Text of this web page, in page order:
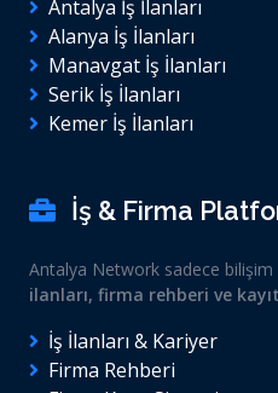
Antalya İş İlanları
Alanya İş İlanları
Manavgat İş İlanları
Serik İş İlanları
Kemer İş İlanları
İş & Firma
Antalya Network sadece bilişim
ilanları, firma rehberi ve
İş İlanları & Kariyer
Firma Rehberi